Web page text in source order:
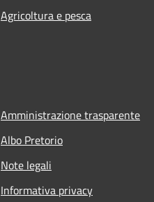
Agricoltura e pesca
Amministrazione trasparente
Albo Pretorio
Note legali
Informativa privacy